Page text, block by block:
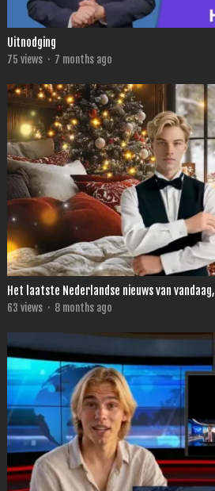
Uitnodging
75 views · 7 months ago
Het laatste Nederlandse nieuws van vandaag,
63 views · 8 months ago